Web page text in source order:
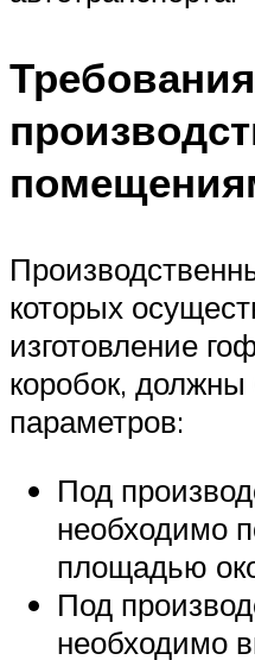
которых
изготовление
коробок, должны
параметров:
Под
необходимо
площадью
Под
необходимо